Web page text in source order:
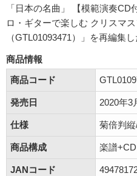
「日本の名曲」 【模範演奏CD
ロ・ギターで楽しむ クリスマ
（GTL01093471）」を再編集し
商品情報
商品コード
発売日 2020年3
仕様 菊倍判
商品構成 楽譜+CD
JANコード